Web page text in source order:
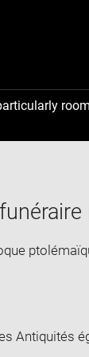
Antiquités